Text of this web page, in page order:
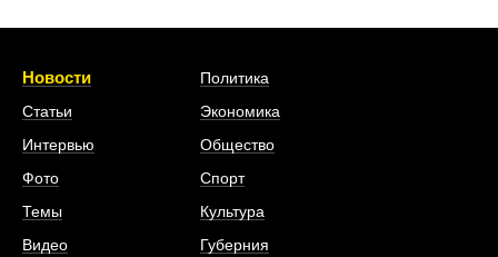
Новости
Статьи
Интервью
Фото
Темы
Видео
Политика
Экономика
Общество
Спорт
Культура
Губерния